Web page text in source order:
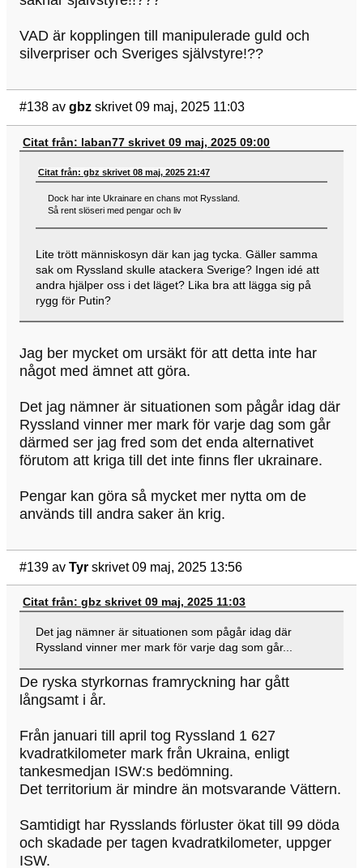
VAD är kopplingen till manipulerade guld och
silverpriser och Sveriges självstyre!??
#138 av gbz skrivet 09 maj, 2025 11:03
Citat från: laban77 skrivet 09 maj, 2025 09:00
Citat från: gbz skrivet 08 maj, 2025 21:47
Dock har inte Ukrainare en chans mot Ryssland.
Så rent slöseri med pengar och liv
Lite trött människosyn där kan jag tycka. Gäller samma
sak om Ryssland skulle atackera Sverige? Ingen idé att
andra hjälper oss i det läget? Lika bra att lägga sig på
rygg för Putin?
Jag ber mycket om ursäkt för att detta inte har
något med ämnet att göra.
Det jag nämner är situationen som pågår idag där
Ryssland vinner mer mark för varje dag som går
därmed ser jag fred som det enda alternativet
förutom att kriga till det inte finns fler ukrainare.
Pengar kan göra så mycket mer nytta om de
används till andra saker än krig.
#139 av Tyr skrivet 09 maj, 2025 13:56
Citat från: gbz skrivet 09 maj, 2025 11:03
Det jag nämner är situationen som pågår idag där
Ryssland vinner mer mark för varje dag som går...
De ryska styrkornas framryckning har gått
långsamt i år.
Från januari till april tog Ryssland 1 627
kvadratkilometer mark från Ukraina, enligt
tankesmedjan ISW:s bedömning.
Det territorium är mindre än motsvarande Vättern.
Samtidigt har Rysslands förluster ökat till 99 döda
och skadade per tagen kvadratkilometer, uppger
ISW.